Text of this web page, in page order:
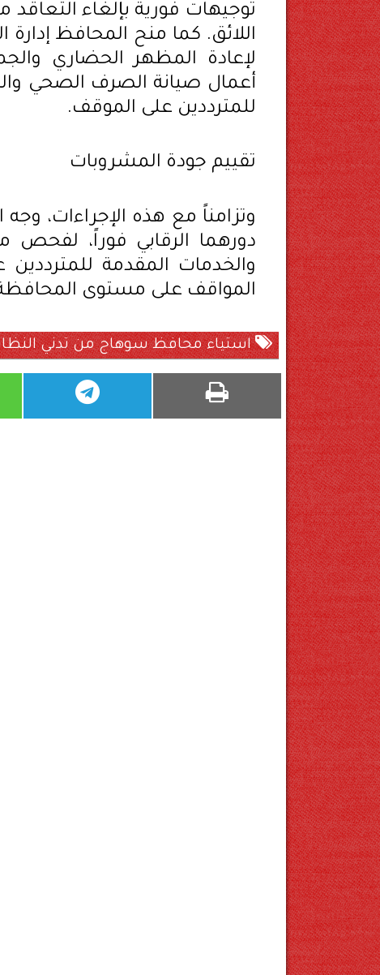
توجيهات فورية بإلغاء
لإعادة المظهر الحضاري
أعمال صيانة الصرف الصحي
للمترددين على الموقف.
تقييم جودة المشروبات
وتزامناً مع هذه الإجراءات،
دورهما الرقابي فوراً، لفحص
والخدمات المقدمة
المواقف على مستوى
استياء محافظ سوهاج من تدني النظافة